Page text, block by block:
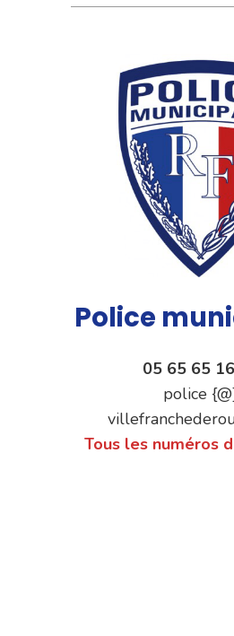
Police
05 65 65
police
Tous les numéros